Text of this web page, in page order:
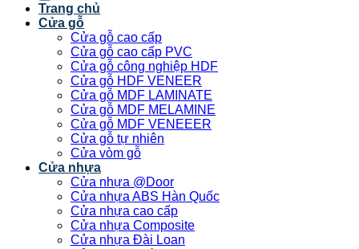
Trang chủ
Cửa gỗ
Cửa gỗ cao cấp
Cửa gỗ cao cấp PVC
Cửa gỗ công nghiệp HDF
Cửa gỗ HDF VENEER
Cửa gỗ MDF LAMINATE
Cửa gỗ MDF MELAMINE
Cửa gỗ MDF VENEEER
Cửa gỗ tự nhiên
Cửa vòm gỗ
Cửa nhựa
Cửa nhựa @Door
Cửa nhựa ABS Hàn Quốc
Cửa nhựa cao cấp
Cửa nhựa Composite
Cửa nhựa Đài Loan